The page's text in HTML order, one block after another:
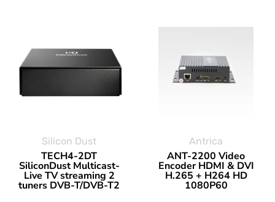
Silicon Dust
TECH4-2DT
SiliconDust Multicast-
Live TV streaming 2
tuners DVB-T/DVB-T2
Antrica
ANT-2200 Video
Encoder HDMI & DVI
H.265 + H264 HD
1080P60